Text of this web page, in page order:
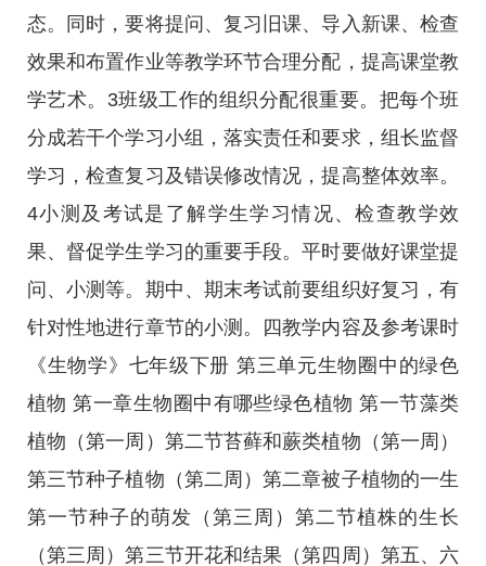
态。同时，要将提问、复习旧课、导入新课、检查
效果和布置作业等教学环节合理分配，提高课堂教
学艺术。3班级工作的组织分配很重要。把每个班
分成若干个学习小组，落实责任和要求，组长监督
学习，检查复习及错误修改情况，提高整体效率。
4小测及考试是了解学生学习情况、检查教学效
果、督促学生学习的重要手段。平时要做好课堂提
问、小测等。期中、期末考试前要组织好复习，有
针对性地进行章节的小测。四教学内容及参考课时
《生物学》七年级下册 第三单元生物圈中的绿色
植物 第一章生物圈中有哪些绿色植物 第一节藻类
植物（第一周）第二节苔藓和蕨类植物（第一周）
第三节种子植物（第二周）第二章被子植物的一生
第一节种子的萌发（第三周）第二节植株的生长
（第三周）第三节开花和结果（第四周）第五、六